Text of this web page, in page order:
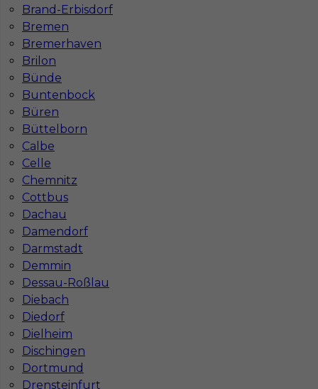
Brand-Erbisdorf
Bremen
Bremerhaven
Brilon
Bünde
Buntenbock
Büren
Büttelborn
Calbe
Celle
Chemnitz
Cottbus
Dachau
Damendorf
Darmstadt
Demmin
Dessau-Roßlau
Diebach
Diedorf
Dielheim
Dischingen
Dortmund
Drensteinfurt
InServ © 2014 – 2026 | Wszelkie prawa zastrzeżone